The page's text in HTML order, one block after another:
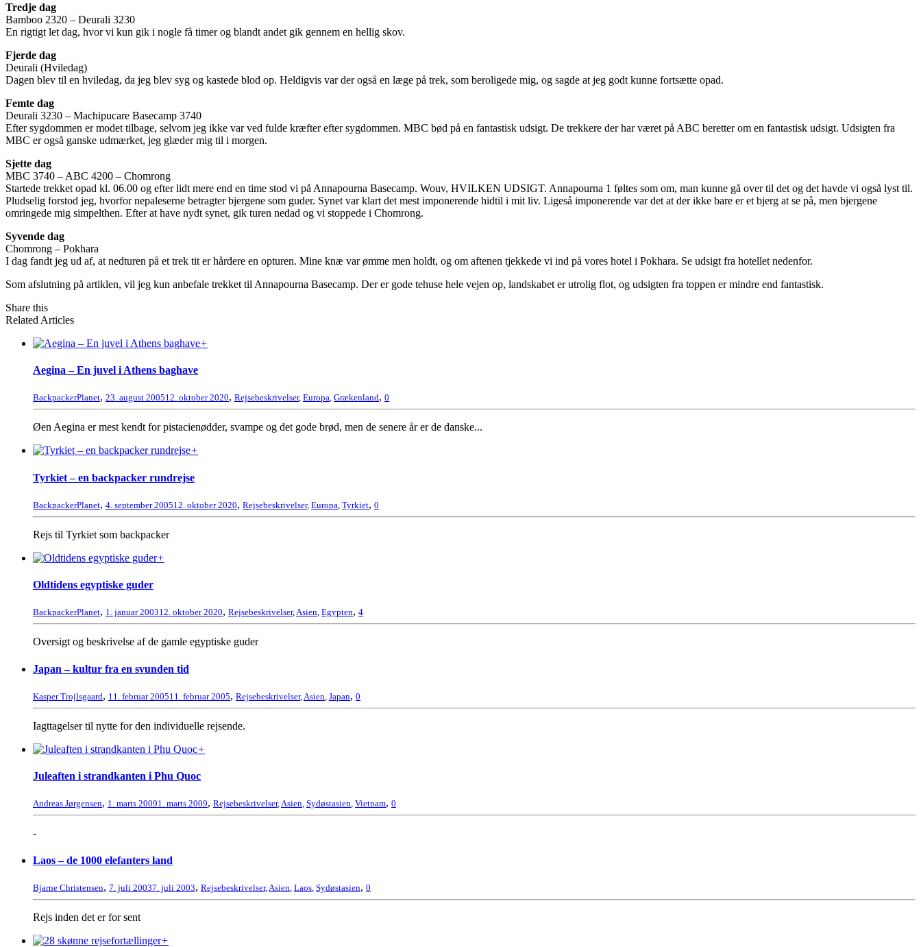
Tredje dag
Bamboo 2320 – Deurali 3230
En rigtigt let dag, hvor vi kun gik i nogle få timer og blandt andet gik gennem en hellig skov.
Fjerde dag
Deurali (Hviledag)
Dagen blev til en hviledag, da jeg blev syg og kastede blod op. Heldigvis var der også en læge på trek, som beroligede mig, og sagde at jeg godt kunne fortsætte opad.
Femte dag
Deurali 3230 – Machipucare Basecamp 3740
Efter sygdommen er modet tilbage, selvom jeg ikke var ved fulde kræfter efter sygdommen. MBC bød på en fantastisk udsigt. De trekkere der har været på ABC beretter om en fantastisk udsigt. Udsigten fra
MBC er også ganske udmærket, jeg glæder mig til i morgen.
Sjette dag
MBC 3740 – ABC 4200 – Chomrong
Startede trekket opad kl. 06.00 og efter lidt mere end en time stod vi på Annapourna Basecamp. Wouv, HVILKEN UDSIGT. Annapourna 1 føltes som om, man kunne gå over til det og det havde vi også lyst til.
Pludselig forstod jeg, hvorfor nepaleserne betragter bjergene som guder. Synet var klart det mest imponerende hidtil i mit liv. Ligeså imponerende var det at der ikke bare er et bjerg at se på, men bjergene
omringede mig simpelthen. Efter at have nydt synet, gik turen nedad og vi stoppede i Chomrong.
Syvende dag
Chomrong – Pokhara
I dag fandt jeg ud af, at nedturen på et trek tit er hårdere en opturen. Mine knæ var ømme men holdt, og om aftenen tjekkede vi ind på vores hotel i Pokhara. Se udsigt fra hotellet nedenfor.
Som afslutning på artiklen, vil jeg kun anbefale trekket til Annapourna Basecamp. Der er gode tehuse hele vejen op, landskabet er utrolig flot, og udsigten fra toppen er mindre end fantastisk.
Share this
Related Articles
+
Aegina – En juvel i Athens baghave
BackpackerPlanet, 23. august 200512. oktober 2020, Rejsebeskrivelser, Europa, Grækenland, 0
Øen Aegina er mest kendt for pistacienødder, svampe og det gode brød, men de senere år er de danske...
+
Tyrkiet – en backpacker rundrejse
BackpackerPlanet, 4. september 200512. oktober 2020, Rejsebeskrivelser, Europa Tyrkiet, 0
Rejs til Tyrkiet som backpacker
+
Oldtidens egyptiske guder
BackpackerPlanet, 1. januar 200312. oktober 2020, Rejsebeskrivelser,Asien, Egypten, 4
Oversigt og beskrivelse af de gamle egyptiske guder
Japan – kultur fra en svunden tid
Kasper Trojlsgaard, 11. februar 200511. februar 2005, Rejsebeskrivelser, Asien Japan, 0
Iagttagelser til nytte for den individuelle rejsende.
+
Juleaften i strandkanten i Phu Quoc
Andreas Jørgensen, 1. marts 20091. marts 2009, Rejsebeskrivelser,Asien, Sydøstasien, Vietnam, 0
-
Laos – de 1000 elefanters land
Bjarne Christensen, 7. juli 20037. juli 2003, Rejsebeskrivelser,Asien, Laos, Sydøstasien, 0
Rejs inden det er for sent
+